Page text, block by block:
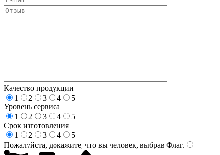
Качество продукции
1
2 3 4
5
Уровень сервиса
1
2 3 4
5
Срок изготовления
1
2 3 4
5
Пожалуйста, докажите, что вы человек, выбрав Флаг.